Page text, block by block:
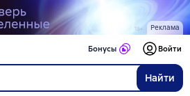
Реклама
Найти
Бонусы Войти